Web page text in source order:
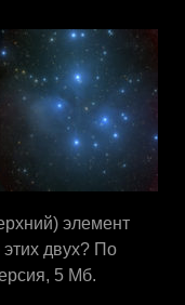
элемент
двух? По
5 Мб.